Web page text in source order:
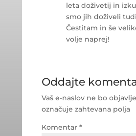
leta doživetij in
smo jih doživeli
Čestitam in še
volje naprej!
Oddajte
Vaš e-naslov ne bo
označuje zahtevana polja
Komentar *